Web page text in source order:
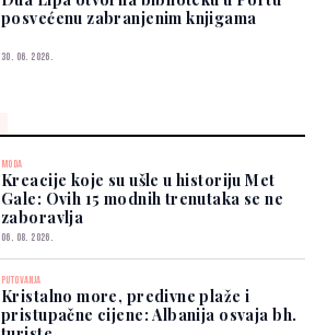
posvećenu zabranjenim knjigama
30. 06. 2026.
MODA
Kreacije koje su ušle u historiju Met
Gale: Ovih 15 modnih trenutaka se ne
zaboravlja
06. 08. 2026.
PUTOVANJA
Kristalno more, predivne plaže i
pristupačne cijene: Albanija osvaja bh.